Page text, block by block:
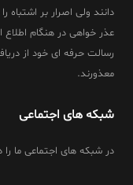
دانند ولی اصرار بر
عذر خواهی در هنگام اطلاع
رسالت حرفه ای خود از
معذورند.
شبکه های اجتماعی
در شبکه های اجتماعی ما را